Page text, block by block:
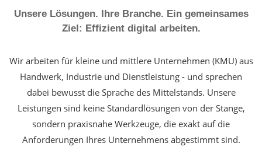
Unsere Lösungen. Ihre Branche. Ein gemeinsames
Ziel: Effizient digital arbeiten.
Wir arbeiten für kleine und mittlere Unternehmen (KMU) aus
Handwerk, Industrie und Dienstleistung - und sprechen
dabei bewusst die Sprache des Mittelstands. Unsere
Leistungen sind keine Standardlösungen von der Stange,
sondern praxisnahe Werkzeuge, die exakt auf die
Anforderungen Ihres Unternehmens abgestimmt sind.